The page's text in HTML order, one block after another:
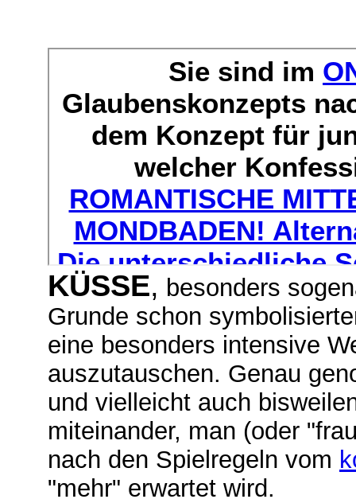
KÜSSE, besonders
Grunde schon
eine besonders intensive
auszutauschen. Genau
und vielleicht auch
miteinander, man (oder
nach den Spielregeln vom
"mehr" erwartet wird.